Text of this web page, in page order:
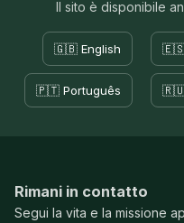
Il sito è disponibile
🇬🇧 English 🇪🇸
🇵🇹 Português 🇷🇺
Rimani in contatto
Segui la vita e la missione